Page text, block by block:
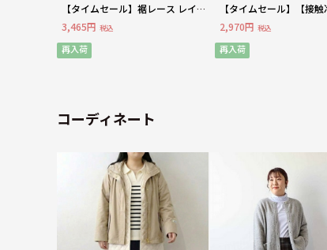
【タイムセール】裾レース レイヤ
ード タンクトップ LL/3L/4L/5L MB
mint breezeミントブリーズ
3,465円 税込
再入荷
【タイムセール】【接
ーシック 半袖 Tシャツ
LL/3L/4L/5L/6L MB mint
ミントブリーズ
2,970円 税込
再入荷
コーディネート